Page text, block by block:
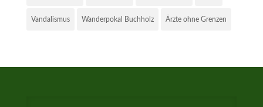
Vandalismus Wanderpokal Buchholz Ärzte ohne Grenzen